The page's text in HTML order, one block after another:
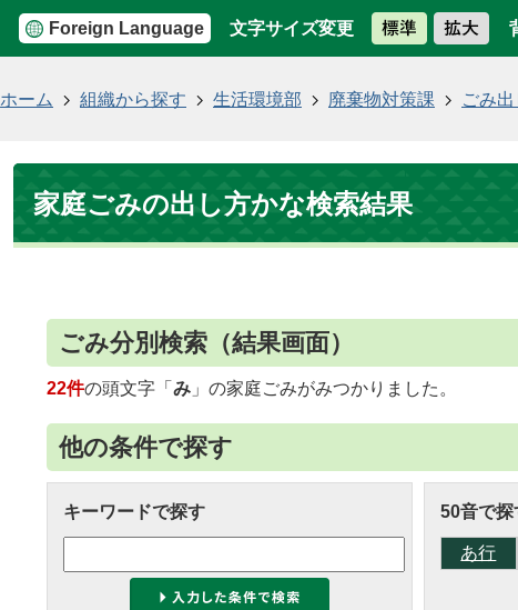
Foreign Language 文字サイズ変更
ホーム 組織から探す 生活環境部 廃棄物対策課 ごみ
家庭ごみの出し方かな検索結果
ごみ分別検索 （結果画面）
22件の頭文字「 み 」の家庭ごみがみつかりました。
他の条件で探す
キーワードで探す 50音で探
あ行